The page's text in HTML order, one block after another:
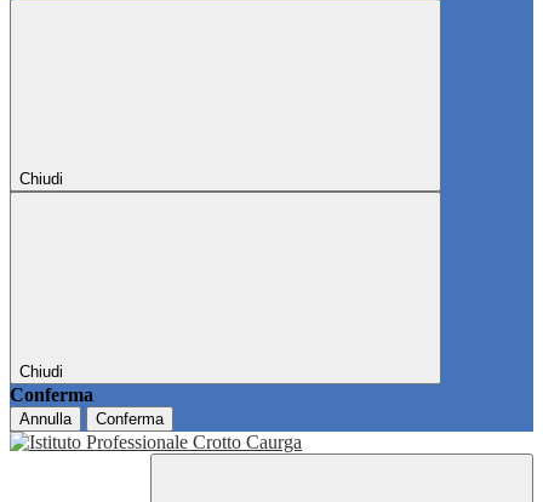
Chiudi
Chiudi
Conferma
Annulla Conferma